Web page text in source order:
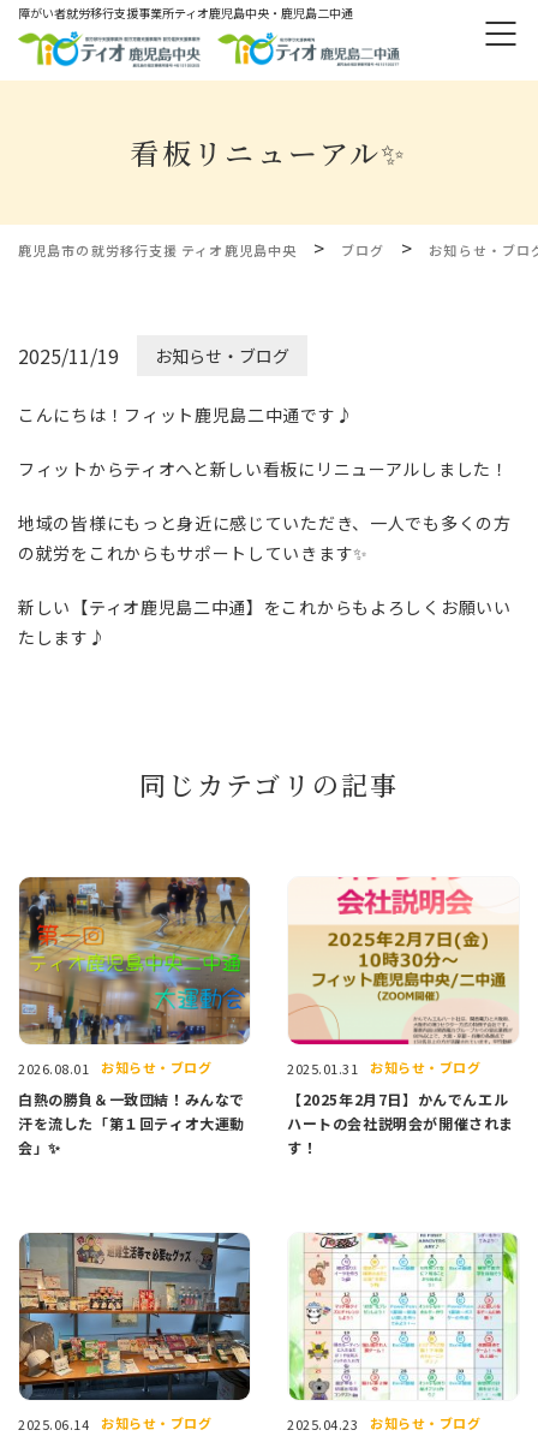
障がい者就労移⾏⽀援事業所ティオ⿅児島中央・鹿児島二中通
看板リニューアル✨
鹿児島市の就労移行支援 ティオ鹿児島中央 > ブログ > お知らせ・ブロ
2025/11/19 お知らせ・ブログ
こんにちは！フィット鹿児島二中通です♪
フィットからティオへと新しい看板にリニューアルしました！
地域の皆様にもっと身近に感じていただき、一人でも多くの方
の就労をこれからもサポートしていきます✨
新しい【ティオ鹿児島二中通】をこれからもよろしくお願いい
たします♪
同じカテゴリの記事
2026.08.01 お知らせ・ブログ
白熱の勝負＆一致団結！みんなで
汗を流した「第１回ティオ大運動
会」✨
2025.01.31 お知らせ・ブログ
【2025年2月7日】かんでんエル
ハートの会社説明会が開催されま
す！
2025.06.14 お知らせ・ブログ 2025.04.23 お知らせ・ブログ